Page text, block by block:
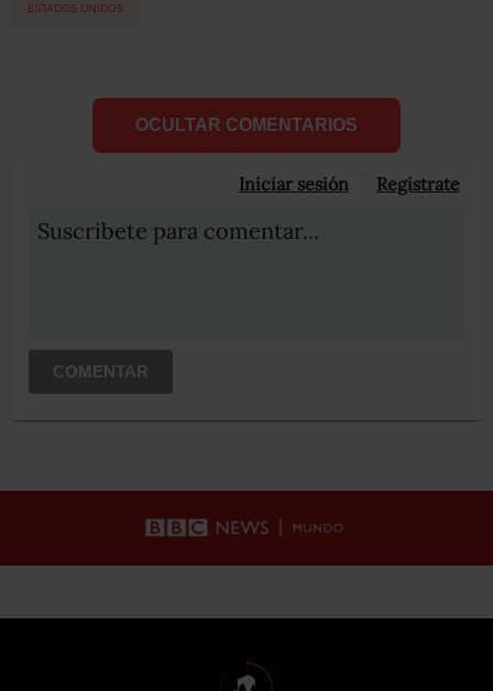
ESTADOS UNIDOS
OCULTAR COMENTARIOS
Iniciar sesión Registrate
Suscribete para comentar...
COMENTAR